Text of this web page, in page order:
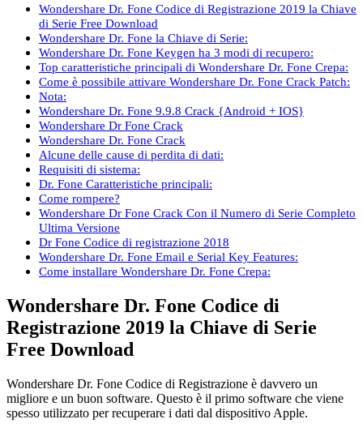
Wondershare Dr. Fone Codice di Registrazione 2019 la Chiave
di Serie Free Download
Wondershare Dr. Fone la Chiave di Serie:
Wondershare Dr. Fone Keygen ha 3 modi di recupero:
Top caratteristiche principali di Wondershare Dr. Fone Crepa:
Come è possibile attivare Wondershare Dr. Fone Crack Patch:
Nota:
Wondershare Dr. Fone 9.9.8 Crack {Android + IOS}
Wondershare Dr Fone Crack
Wondershare Dr. Fone Crack
Alcune delle cause di perdita di dati:
Requisiti di sistema:
Dr. Fone Caratteristiche principali:
Come rompere?
Wondershare Dr Fone Crack Con il Numero di Serie Completo
Ultima Versione
Dr Fone Codice di registrazione 2018
Wondershare Dr. Fone Email e Serial Key Features:
Come installare Wondershare Dr. Fone Crepa:
Wondershare Dr. Fone Codice di
Registrazione 2019 la Chiave di Serie
Free Download
Wondershare Dr. Fone Codice di Registrazione è davvero un
migliore e un buon software. Questo è il primo software che viene
spesso utilizzato per recuperare i dati dal dispositivo Apple.